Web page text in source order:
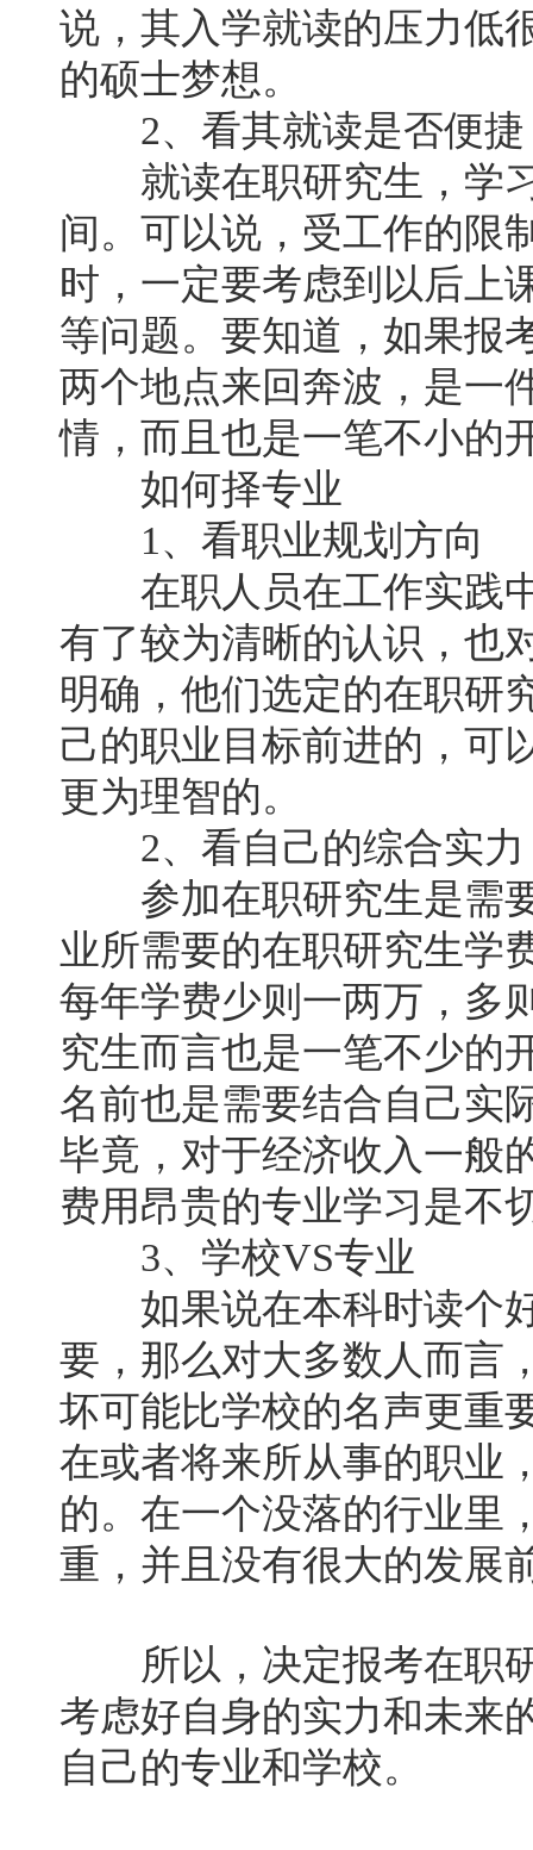
说，其入学就读的压力低
的硕士梦想。
2、看其就读是否便捷
就读在职研究生，学
间。可以说，受工作的限
时，一定要考虑到以后上
等问题。要知道，如果报
两个地点来回奔波，是一
情，而且也是一笔不小的
如何择专业
1、看职业规划方向
在职人员在工作实践中
有了较为清晰的认识，也
明确，他们选定的在职研
己的职业目标前进的，可
更为理智的。
2、看自己的综合实力
参加在职研究生是需要
业所需要的在职研究生学
每年学费少则一两万，多
究生而言也是一笔不少的
名前也是需要结合自己实
毕竟，对于经济收入一般
费用昂贵的专业学习是不
3、学校VS专业
如果说在本科时读个
要，那么对大多数人而言
坏可能比学校的名声更重
在或者将来所从事的职业
的。在一个没落的行业里
重，并且没有很大的发展
所以，决定报考在职研
考虑好自身的实力和未来
自己的专业和学校。